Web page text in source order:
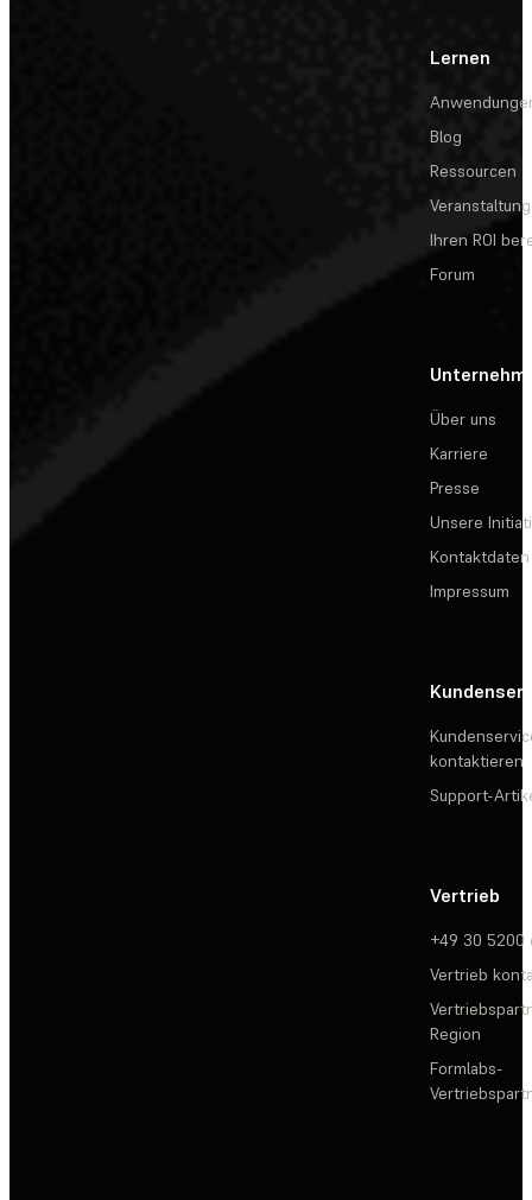
Lernen
Blog
Ressourcen
Ihren ROI
Forum
Über uns
Karriere
Presse
Unsere
Kontaktdaten
Impressum
kontaktieren
Support-
Vertrieb
+49 30 5200
Vertrieb
Region
Formlabs-